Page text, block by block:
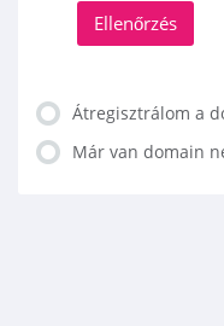
Ellenőrzés
Átregisztrálom a
Már van domain